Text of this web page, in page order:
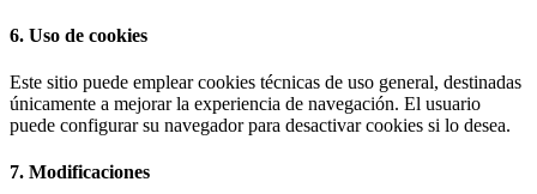
6. Uso de cookies
Este sitio puede emplear cookies técnicas de uso general, destinadas
únicamente a mejorar la experiencia de navegación. El usuario
puede configurar su navegador para desactivar cookies si lo desea.
7. Modificaciones